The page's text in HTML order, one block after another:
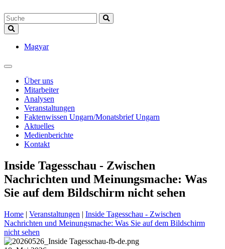
Magyar
Über uns
Mitarbeiter
Analysen
Veranstaltungen
Faktenwissen Ungarn/Monatsbrief Ungarn
Aktuelles
Medienberichte
Kontakt
Inside Tagesschau - Zwischen
Nachrichten und Meinungsmache: Was
Sie auf dem Bildschirm nicht sehen
Home | Veranstaltungen | Inside Tagesschau - Zwischen
Nachrichten und Meinungsmache: Was Sie auf dem Bildschirm
nicht sehen